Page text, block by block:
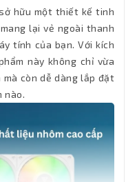
sở hữu một thiết kế tinh
lại vẻ ngoài thanh
tính của bạn. Với kích
này không chỉ vừa
còn dễ dàng lắp đặt
nào.